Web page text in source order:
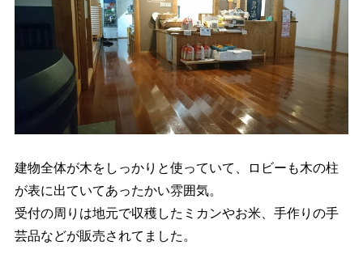
建物全体が木をしっかりと使っていて、ロビーも木の柱
が表に出ていてあったかい雰囲気。
受付の周りは地元で収穫したミカンやお米、手作りの手
芸品などが販売されてました。